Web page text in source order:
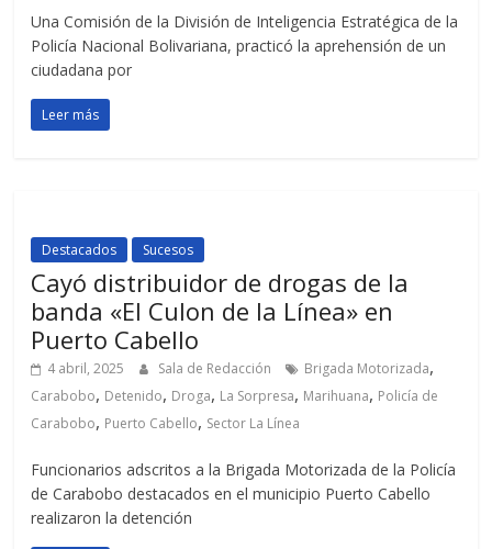
Una Comisión de la División de Inteligencia Estratégica de la
Policía Nacional Bolivariana, practicó la aprehensión de un
ciudadana por
Leer más
Destacados Sucesos
Cayó distribuidor de drogas de la
banda «El Culon de la Línea» en
Puerto Cabello
4 abril, 2025 Sala de Redacción Brigada Motorizada,
Carabobo, Detenido, Droga, La Sorpresa, Marihuana, Policía de
Carabobo, Puerto Cabello, Sector La Línea
Funcionarios adscritos a la Brigada Motorizada de la Policía
de Carabobo destacados en el municipio Puerto Cabello
realizaron la detención